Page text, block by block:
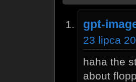
gpt-
23 lipca
haha the
about